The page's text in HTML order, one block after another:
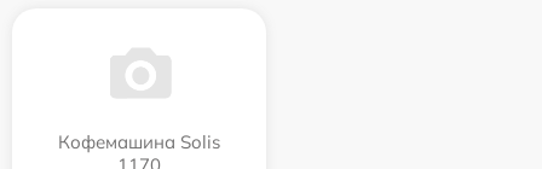
Кофемашина Solis